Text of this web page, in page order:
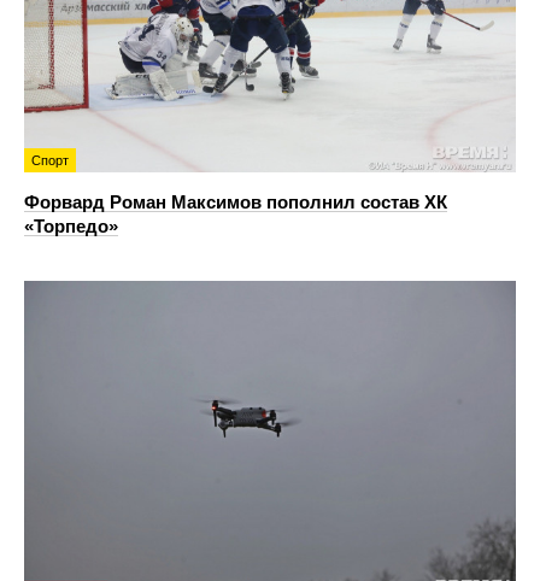
Спорт
Форвард Роман Максимов пополнил состав ХК
«Торпедо»